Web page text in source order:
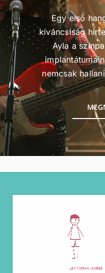
Egy első
kíváncsiság
Ayla a
nemcsak